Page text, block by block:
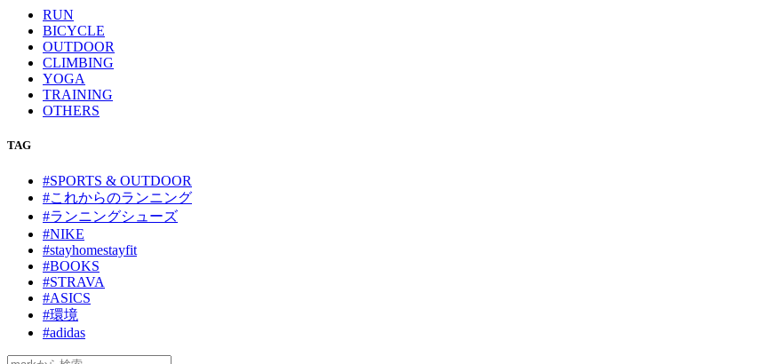
RUN
BICYCLE
OUTDOOR
CLIMBING
YOGA
TRAINING
OTHERS
TAG
#SPORTS & OUTDOOR
#これからのランニング
#ランニングシューズ
#NIKE
#stayhomestayfit
#BOOKS
#STRAVA
#ASICS
#環境
#adidas